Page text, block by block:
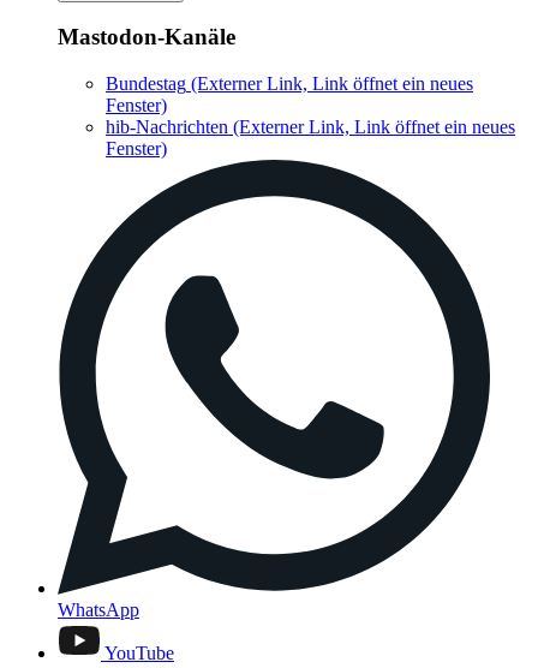
Mastodon-Kanäle
Bundestag (Externer Link, Link öffnet ein neues
Fenster)
hib-Nachrichten (Externer Link, Link öffnet ein neues
Fenster)
WhatsApp
YouTube